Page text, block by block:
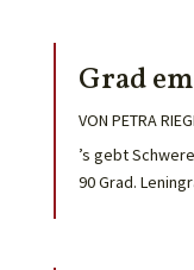
Grad
VON PETRA
’s gebt
90 Grad.